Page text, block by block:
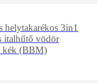
helytakarékos 3in1
italhűtő vödör
kék (BBM)